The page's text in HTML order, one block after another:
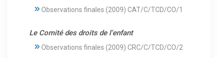
Observations finales (2009) CAT/C/TCD/CO/1
Le Comité des droits de l'enfant
Observations finales (2009) CRC/C/TCD/CO/2